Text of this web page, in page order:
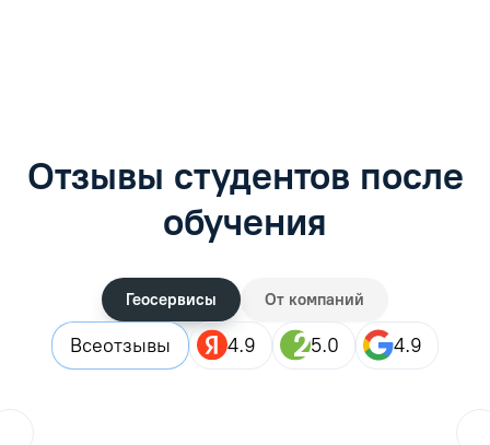
Отзывы студентов после
обучения
Геосервисы От компаний
Всеотзывы 4.9 5.0 4.9